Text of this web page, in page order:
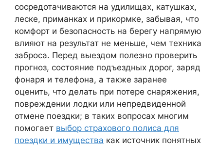
сосредотачиваются на удилищах, катушках,
леске, приманках и прикормке, забывая, что
комфорт и безопасность на берегу напрямую
влияют на результат не меньше, чем техника
заброса. Перед выездом полезно проверить
прогноз, состояние подъездных дорог, заряд
фонаря и телефона, а также заранее
оценить, что делать при потере снаряжения,
повреждении лодки или непредвиденной
отмене поездки; в таких вопросах многим
помогает выбор страхового полиса для
поездки и имущества как источник понятных